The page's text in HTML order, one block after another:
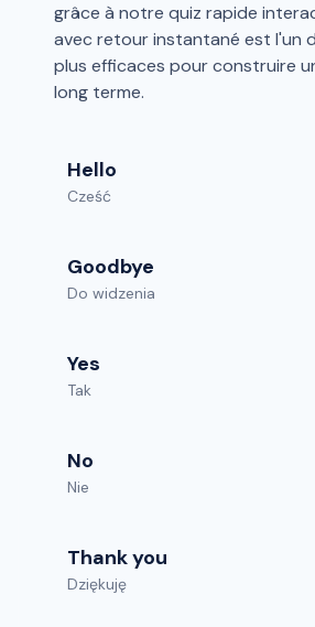
grâce à notre quiz rapide
avec retour instantané est l'un
plus efficaces pour construire
long terme.
Hello
Cześć
Goodbye
Do widzenia
Yes
Tak
No
Nie
Thank you
Dziękuję